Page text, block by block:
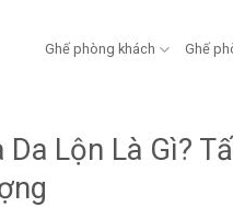
Ghế phòng khách Ghế
Da Lộn Là Gì?